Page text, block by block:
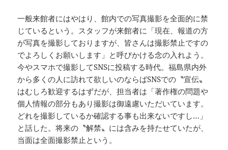
一般来館者にはやはり、館内での写真撮影を全面的に禁
じているという。スタッフが来館者に「現在、報道の方
が写真を撮影しておりますが、皆さんは撮影禁止ですの
でよろしくお願いします」と呼びかける念の入れよう。
今やスマホで撮影してSNSに投稿する時代。福島県内外
から多くの人に訪れて欲しいのならばSNSでの〝宣伝〟
はむしろ歓迎するはずだが、担当者は「著作権の問題や
個人情報の部分もあり撮影は御遠慮いただいています。
どれを撮影しているか確認する事も出来ないですし…」
と話した。将来の〝解禁〟には含みを持たせていたが、
当面は全面撮影禁止という。